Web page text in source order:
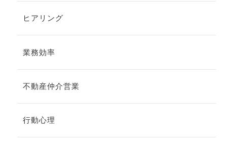
ヒアリング
業務効率
不動産仲介営業
行動心理